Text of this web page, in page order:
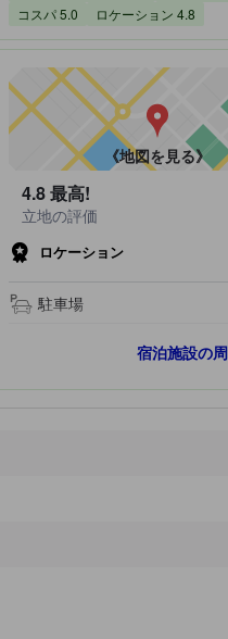
コスパ 5.0
ロケーション 4.8
《地図を見る》
4.8最高!
立地の評価
ロケーション
駐車場
宿泊施設の